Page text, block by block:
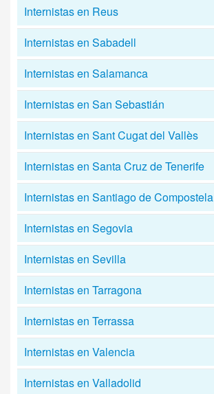
Internistas en Reus
Internistas en Sabadell
Internistas en Salamanca
Internistas en San Sebastián
Internistas en Sant Cugat del Vallès
Internistas en Santa Cruz de Tenerife
Internistas en Santiago de Compostela
Internistas en Segovia
Internistas en Sevilla
Internistas en Tarragona
Internistas en Terrassa
Internistas en Valencia
Internistas en Valladolid